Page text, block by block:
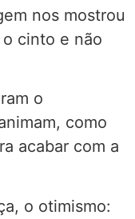
nos mostrou
cinto e não
o
como
acabar com a
o otimismo: